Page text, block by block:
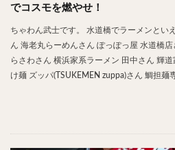
でコスモを燃やせ！
ちゃわん武士です。 水道橋でラーメンとい
ん 海老丸らーめんさん ぽっぽっ屋 水道橋
らさわさん 横浜家系ラーメン 田中さん 輝
け麺 ズッパ(TSUKEMEN zuppa)さん 鯛担麺